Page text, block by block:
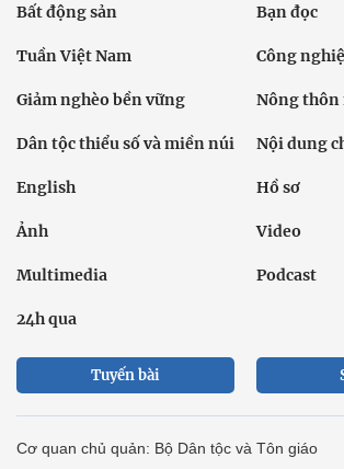
Bất động sản Bạn đọc
Tuần Việt Nam Công
Giảm nghèo bền vững Nông thôn
Dân tộc thiểu số và miền núi Nội dung
English Hồ sơ
Ảnh Video
Multimedia Podcast
24h qua
Tuyến bài
Cơ quan chủ quản: Bộ Dân tộc và Tôn giáo